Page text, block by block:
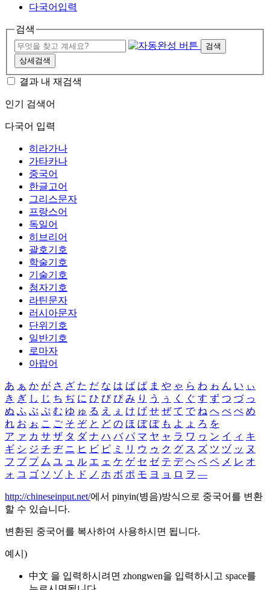
다국어입력
검색
검색
상세검색
결과 내 재검색
인기 검색어
다국어 입력
히라가나
가타카나
중국어
한글고어
그리스문자
프랑스어
독일어
히브리어
괄호기호
학술기호
기술기호
첨자기호
라틴문자
러시아문자
단위기호
일반기호
로마자
아랍어
あ ぁ か が さ ざ た だ な は ば ぱ ま や ゃ ら わ ゎ ん い ぃ
き ぎ し じ ち ぢ に ひ び ぴ み り う ぅ く ぐ す ず つ づ っ
ぬ ふ ぶ ぷ む ゆ ゅ る え ぇ け げ せ ぜ て で ね へ べ ぺ め
れ お ぉ こ ご そ ぞ と ど の ほ ぼ ぽ も よ ょ ろ を
ア ァ カ サ ザ タ ダ ナ ハ バ パ マ ヤ ャ ラ ワ ヮ ン イ ィ キ
ギ シ ジ チ ヂ ニ ヒ ビ ピ ミ リ ウ ゥ ク グ ス ズ ツ ヅ ッ ヌ
フ ブ プ ム ユ ュ ル エ ェ ケ ゲ セ ゼ テ デ ヘ ベ ペ メ レ オ
ォ コ ゴ ソ ゾ ト ド ノ ホ ボ ポ モ ヨ ョ ロ ヲ ―
http://chineseinput.net/에서 pinyin(병음)방식으로 중국어를 변환
할 수 있습니다.
변환된 중국어를 복사하여 사용하시면 됩니다.
예시)
中文 을 입력하시려면 zhongwen을 입력하시고 space를